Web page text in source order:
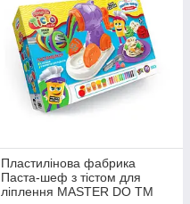
Пластилінова фабрика
Паста-шеф з тістом для
ліплення MASTER DO ТМ